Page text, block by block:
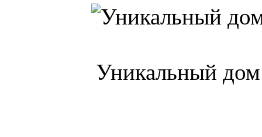
Уникальный